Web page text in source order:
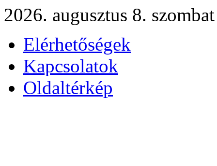
2026. augusztus 8. szombat
Elérhetőségek
Kapcsolatok
Oldaltérkép